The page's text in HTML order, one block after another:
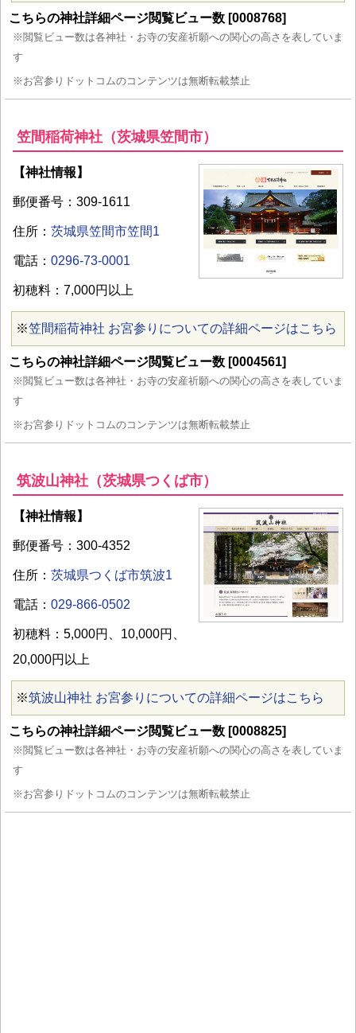
こちらの神社詳細ページ閲覧ビュー数 [0008768]
※閲覧ビュー数は各神社・お寺の安産祈願への関心の高さを表していま
す
※お宮参りドットコムのコンテンツは無断転載禁止
笠間稲荷神社（茨城県笠間市）
【神社情報】
郵便番号：309-1611
住所： 茨城県笠間市笠間1
電話： 0296-73-0001
初穂料：7,000円以上
※笠間稲荷神社 お宮参りについての詳細ページはこちら
こちらの神社詳細ページ閲覧ビュー数 [0004561]
※閲覧ビュー数は各神社・お寺の安産祈願への関心の高さを表していま
す
※お宮参りドットコムのコンテンツは無断転載禁止
筑波山神社（茨城県つくば市）
【神社情報】
郵便番号：300-4352
住所： 茨城県つくば市筑波1
電話： 029-866-0502
初穂料：5,000円、10,000円、
20,000円以上
※筑波山神社 お宮参りについての詳細ページはこちら
こちらの神社詳細ページ閲覧ビュー数 [0008825]
※閲覧ビュー数は各神社・お寺の安産祈願への関心の高さを表していま
す
※お宮参りドットコムのコンテンツは無断転載禁止